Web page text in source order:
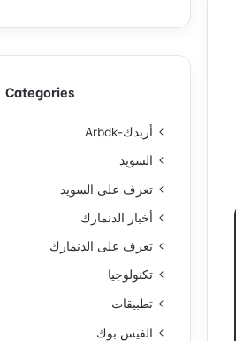
Categories
أربدك-Arbdk
السويد
تعرف على السويد
أخبار الدنمارك
تعرف على الدنمارك
تكنولوجيا
تطبيقات
الفيس بوك